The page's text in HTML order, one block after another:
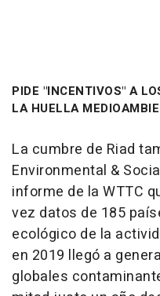
PIDE "INCENTIVOS" A
LA HUELLA
La cumbre de Riad
Environmental &
informe de la WTTC
vez datos de 185
ecológico de la
en 2019 llegó a
globales